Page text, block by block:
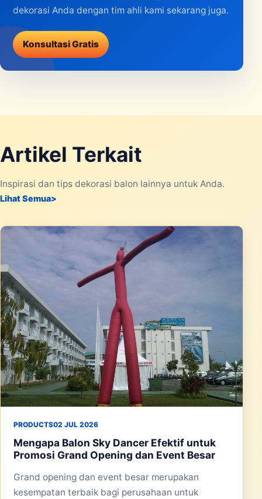
dekorasi Anda dengan tim ahli kami sekarang juga.
Konsultasi Gratis
Artikel Terkait
Inspirasi dan tips dekorasi balon lainnya untuk Anda.
Lihat Semua
PRODUCTS02 JUL 2026
Mengapa Balon Sky Dancer Efektif untuk
Promosi Grand Opening dan Event Besar
Grand opening dan event besar merupakan
kesempatan terbaik bagi perusahaan untuk